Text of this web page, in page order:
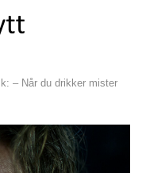
– Når du drikker mister